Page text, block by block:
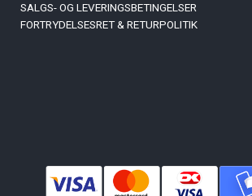
SALGS- OG LEVERINGSBETINGELSER
FORTRYDELSESRET & RETURPOLITIK